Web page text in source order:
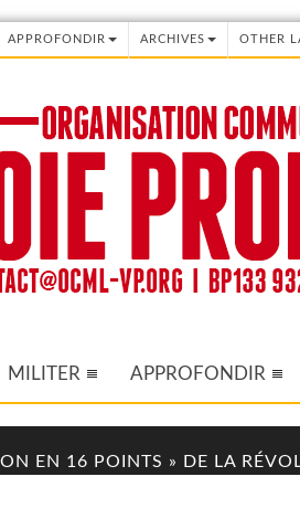
APPROFONDIR ARCHIVES OTHER
MILITER APPROFONDIR
EN 16 POINTS » DE LA